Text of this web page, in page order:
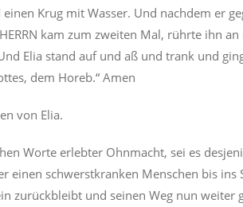
Krug mit Wasser. Und nachdem er
kam zum zweiten Mal, rührte ihn
Elia stand auf und aß und trank und
dem Horeb.“ Amen
von Elia.
Worte erlebter Ohnmacht, sei es
einen schwerstkranken Menschen bis ins
zurückbleibt und seinen Weg nun weiter